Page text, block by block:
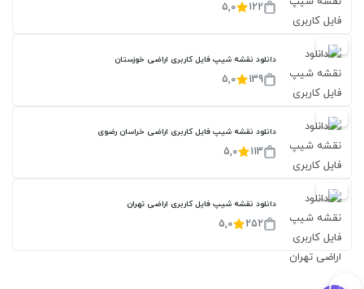
122
5,0
20%
دانلود نقشه شیپ فایل کاربری اراضی خوزستان
139
5,0
20%
دانلود نقشه شیپ فایل کاربری اراضی خراسان رضوی
113
5,0
20%
دانلود نقشه شیپ فایل کاربری اراضی تهران
252
5,0